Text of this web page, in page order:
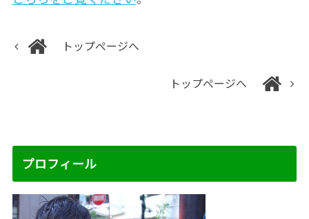
トップページへ
トップページへ
プロフィール